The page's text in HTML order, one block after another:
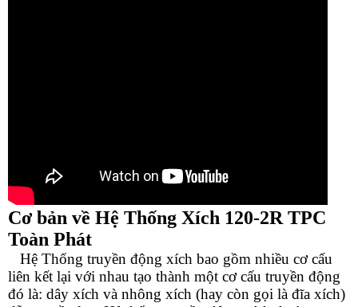
Cơ bản về Hệ Thống Xích 120-2RTPC
Toàn Phát
Hệ Thống truyền động xích bao gồm nhiều cơ cấu
liên kết lại với nhau tạo thành một cơ cấu truyền động
đó là: dây xích và nhông xích (hay còn gọi là đĩa xích)